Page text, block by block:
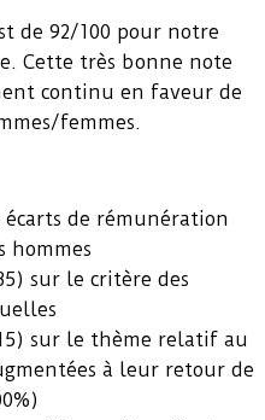
de 92/100 pour notre
Cette très bonne note
continu en faveur de
femmes.
de rémunération
hommes
sur le critère des
sur le thème relatif au
à leur retour de